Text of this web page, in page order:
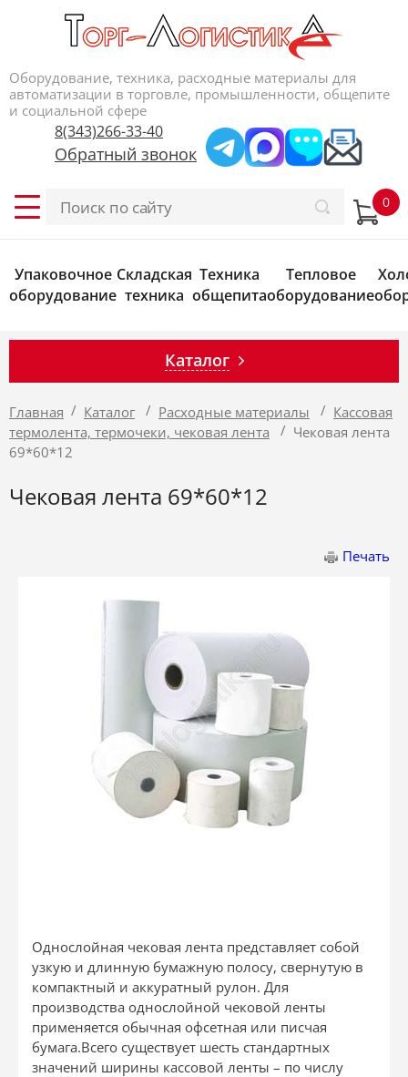
Оборудование, техника, расходные материалы для
автоматизации в торговле, промышленности, общепите
и социальной сфере
8(343)266-33-40
Обратный звонок
Упаковочное
оборудование
Складская
техника
Техника
общепита
Тепловое
оборудование
Каталог
Главная / Каталог / Расходные материалы / Кассовая
термолента, термочеки, чековая лента
/ Чековая лента
69*60*12
Чековая лента 69*60*12
Печать
Однослойная чековая лента представляет собой
узкую и длинную бумажную полосу, свернутую в
компактный и аккуратный рулон. Для
производства однослойной чековой ленты
применяется обычная офсетная или писчая
бумага.Всего существует шесть стандартных
значений ширины кассовой ленты – по числу